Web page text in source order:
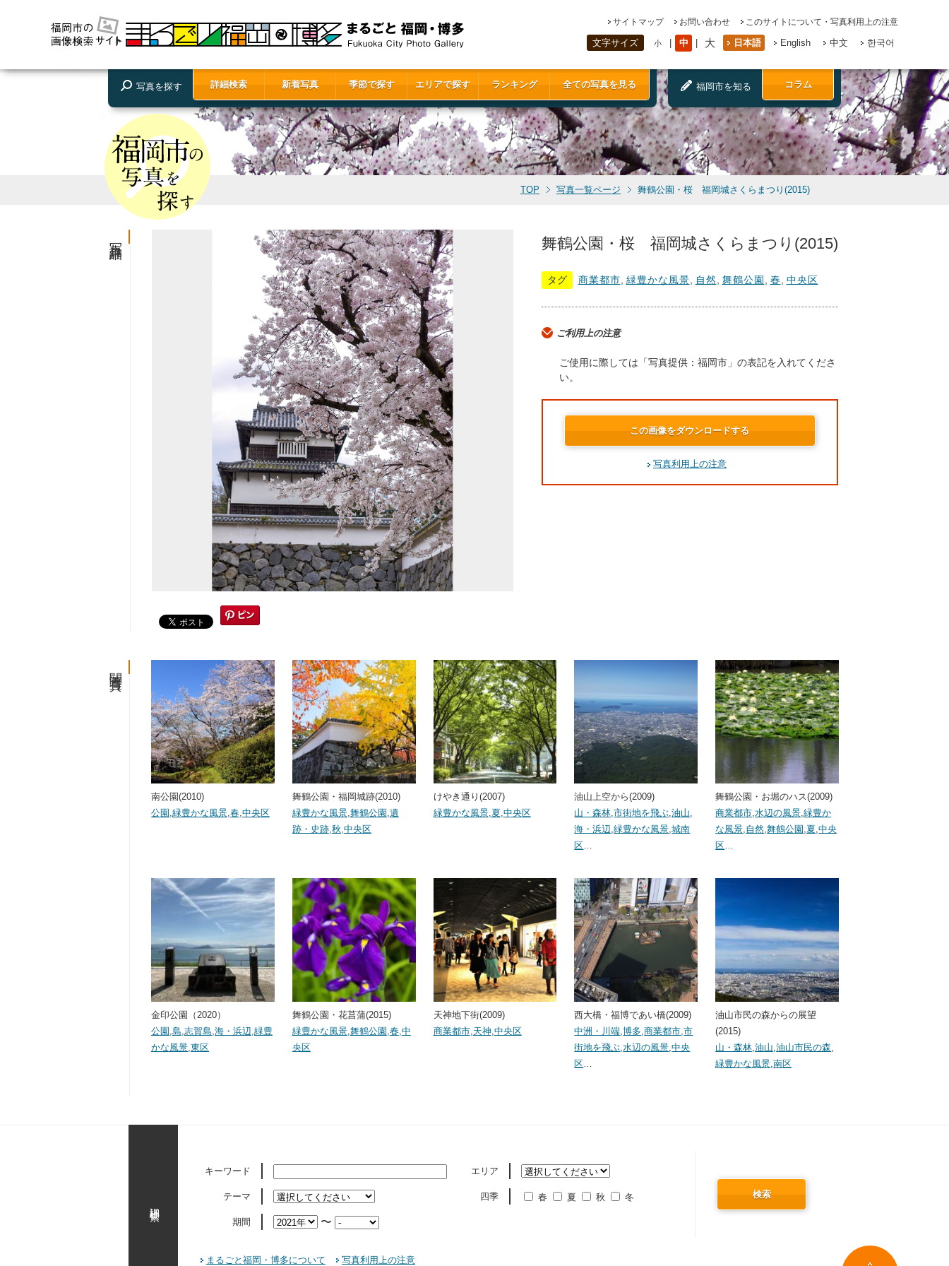
サイトマップ お問い合わせ このサイトについて・写真利用上の注意
文字サイズ 小 中 大 日本語 English 中文 한국어
写真を探す 詳細検索 新着写真 季節で探す エリアで探す ランキング 全ての写真を見る 福岡市を知る コラム
TOP 写真一覧ページ 舞鶴公園・桜 福岡城さくらまつり(2015)
舞鶴公園・桜 福岡城さくらまつり(2015)
タグ 商業都市 緑豊かな風景 自然 舞鶴公園 春 中央区
ご利用上の注意
ご使用に際しては「写真提供：福岡市」の表記を入れてくださ
い。
この画像をダウンロードする
写真利用上の注意
南公園(2010)
公園 緑豊かな風景 春 中央区
舞鶴公園・福岡城跡(2010)
緑豊かな風景, 舞鶴公園 遺
跡・史跡, 秋 中央区
けやき通り(2007)
緑豊かな風景, 夏 中央区
油山上空から(2009)
山・森林 ,市街地を飛ぶ ,油山
海・浜辺 ,緑豊かな風景 ,城南
区
舞鶴公園・お堀のハス(2009)
商業都市 ,水辺の風景 ,緑豊か
な風景 自然 ,舞鶴公園 夏 ,中央
区
金印公園（2020）
公園 島 志賀島 海・浜辺 緑豊
かな風景 東区
舞鶴公園・花菖蒲(2015)
緑豊かな風景, 舞鶴公園 春, 中
央区
天神地下街(2009)
商業都市, 天神, 中央区
西大橋・福博であい橋(2009)
中洲・川端 ,博多 ,商業都市 ,市
街地を飛ぶ ,水辺の風景 ,中央
区
油山市民の森からの展望
(2015)
山・森林 ,油山 ,油山市民の森
緑豊かな風景 ,南区
キーワード エリア
テーマ 四季 春 夏 秋 冬
期間 〜
検索
まるごと福岡・博多について 写真利用上の注意